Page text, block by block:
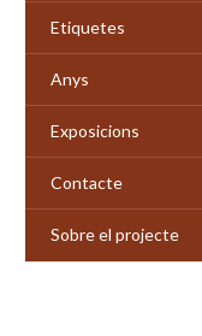
Etiquetes
Anys
Exposicions
Contacte
Sobre el projecte